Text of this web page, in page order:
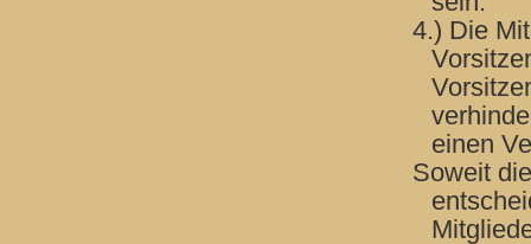
4.) Die
einen
Soweit